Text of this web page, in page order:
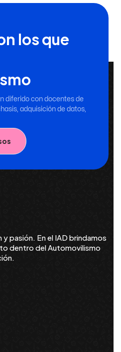
los que
diferido con docentes de
adquisición de datos,
pasión. En el IAD brindamos
dentro del Automovilismo